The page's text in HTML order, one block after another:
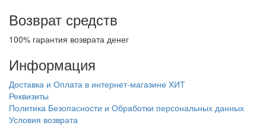
Возврат средств
100% гарантия возврата денег
Информация
Доставка и Оплата в интернет-магазине ХИТ
Реквизиты
Политика Безопасности и Обработки персональных данных
Условия возврата